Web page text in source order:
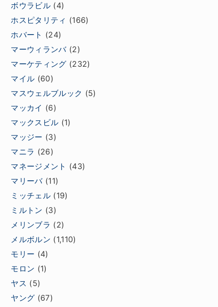
ボウラビル (4)
ホスピタリティ (166)
ホバート (24)
マーウィランバ(2)
マーケティング (232)
マイル (60)
マスウェルブルック (5)
マッカイ (6)
マックスビル (1)
マッジー (3)
マニラ (26)
マネージメント (43)
マリーバ(11)
ミッチェル (19)
ミルトン (3)
メリンブラ (2)
メルボルン (1,110)
モリー (4)
モロン (1)
ヤス (5)
ヤング (67)